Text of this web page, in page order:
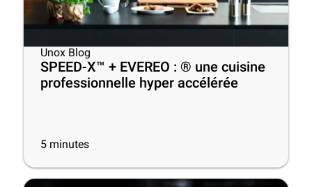
Unox Blog
SPEED-X™ + EVEREO : ® une cuisine
professionnelle hyper accélérée
5 minutes